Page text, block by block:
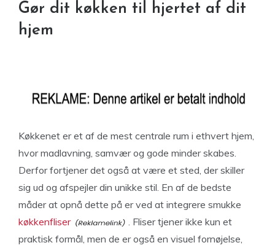
Gør dit køkken til hjertet af dit
hjem
Køkkenet er et af de mest centrale rum i ethvert hjem,
hvor madlavning, samvær og gode minder skabes.
Derfor fortjener det også at være et sted, der skiller
sig ud og afspejler din unikke stil. En af de bedste
måder at opnå dette på er ved at integrere smukke
køkkenfliser
. Fliser tjener ikke kun et
praktisk formål, men de er også en visuel fornøjelse,